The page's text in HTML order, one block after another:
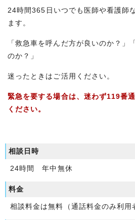
24時間365日いつでも医師や看護師
ます。
「救急車を呼んだ方が良いのか？」
のか？」
迷ったときはご活用ください。
緊急を要する場合は、迷わず119番
ください。
相談日時
24時間 年中無休
料金
相談料金は無料（通話料金のみ利用